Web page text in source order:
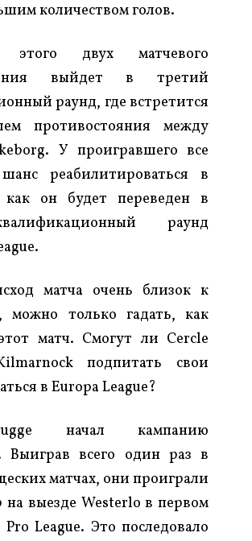
количеством голов.
этого двух матчевого
выйдет в третий
раунд, где встретится
противостояния между
У проигравшего все
реабилитироваться в
он будет переведен в
раунд
матча очень близок к
можно только гадать, как
матч. Смогут ли Cercle
подпитать свои
в Europa League?
начал кампанию
Выиграв всего один раз в
матчах, они проиграли
на выезде Westerlo в первом
Pro League. Это последовало